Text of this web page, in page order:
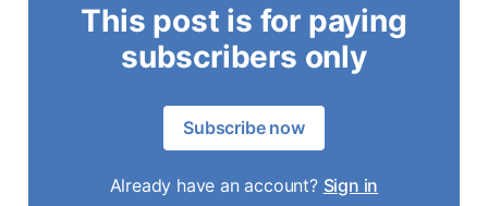
This post is for paying
subscribers only
Subscribe now
Already have an account? Sign in